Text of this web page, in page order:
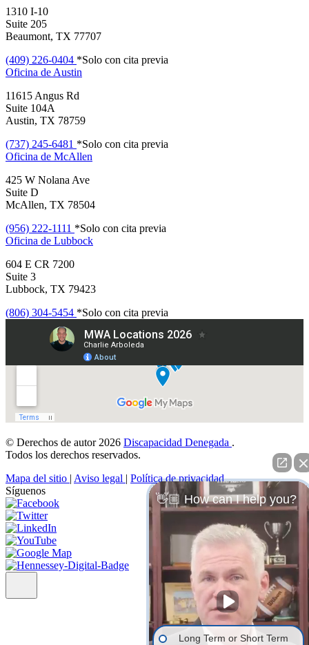
1310 I-10
Suite 205
Beaumont, TX 77707
(409) 226-0404 *Solo con cita previa
Oficina de Austin
11615 Angus Rd
Suite 104A
Austin, TX 78759
(737) 245-6481 *Solo con cita previa
Oficina de McAllen
425 W Nolana Ave
Suite D
McAllen, TX 78504
(956) 222-1111 *Solo con cita previa
Oficina de Lubbock
604 E CR 7200
Suite 3
Lubbock, TX 79423
(806) 304-5454 *Solo con cita previa
© Derechos de autor 2026 Discapacidad Denegada .
Todos los derechos reservados.
Mapa del sitio | Aviso legal | Política de privacidad
Síguenos
👋🏼 How can I help you?
Long Term or Short Term